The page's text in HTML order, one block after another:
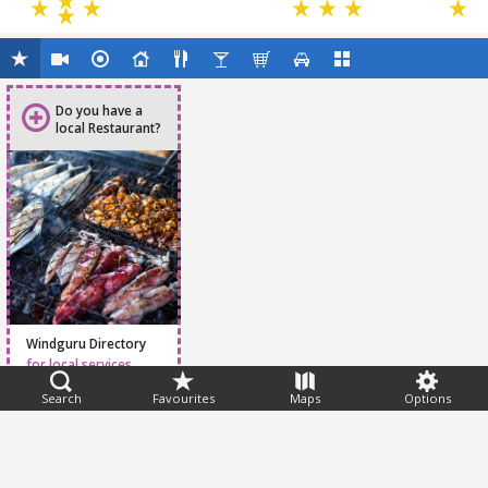
Search Favourites Maps Options
Do you have a
local Restaurant?
Windguru Directory
for local services
Feedback